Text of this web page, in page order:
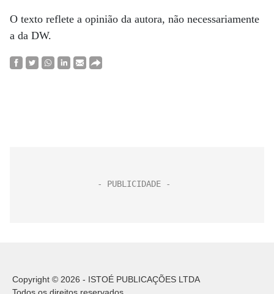
O texto reflete a opinião da autora, não necessariamente
a da DW.
Copyright © 2026 - ISTOÉ PUBLICAÇÕES LTDA